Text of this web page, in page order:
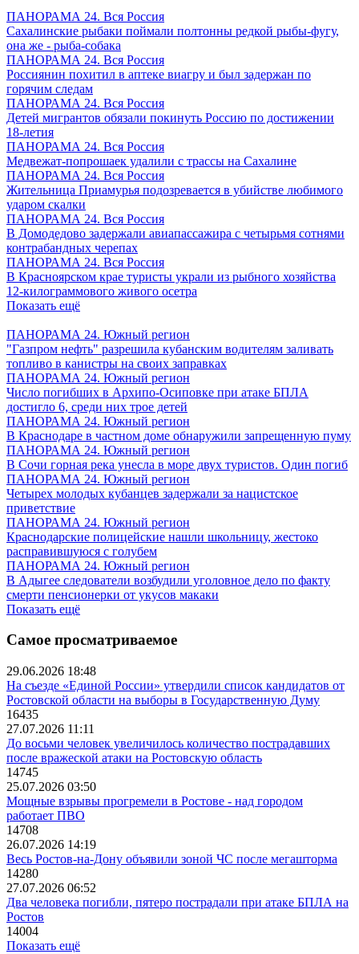
ПАНОРАМА 24. Вся Россия
Сахалинские рыбаки поймали полтонны редкой рыбы-фугу,
она же - рыба-собака
ПАНОРАМА 24. Вся Россия
Россиянин похитил в аптеке виагру и был задержан по
горячим следам
ПАНОРАМА 24. Вся Россия
Детей мигрантов обязали покинуть Россию по достижении
18-летия
ПАНОРАМА 24. Вся Россия
Медвежат-попрошаек удалили с трассы на Сахалине
ПАНОРАМА 24. Вся Россия
Жительница Приамурья подозревается в убийстве любимого
ударом скалки
ПАНОРАМА 24. Вся Россия
В Домодедово задержали авиапассажира с четырьмя сотнями
контрабандных черепах
ПАНОРАМА 24. Вся Россия
В Красноярском крае туристы украли из рыбного хозяйства
12-килограммового живого осетра
Показать ещё
ПАНОРАМА 24. Южный регион
"Газпром нефть" разрешила кубанским водителям заливать
топливо в канистры на своих заправках
ПАНОРАМА 24. Южный регион
Число погибших в Архипо-Осиповке при атаке БПЛА
достигло 6, среди них трое детей
ПАНОРАМА 24. Южный регион
В Краснодаре в частном доме обнаружили запрещенную пуму
ПАНОРАМА 24. Южный регион
В Сочи горная река унесла в море двух туристов. Один погиб
ПАНОРАМА 24. Южный регион
Четырех молодых кубанцев задержали за нацистское
приветствие
ПАНОРАМА 24. Южный регион
Краснодарские полицейские нашли школьницу, жестоко
расправившуюся с голубем
ПАНОРАМА 24. Южный регион
В Адыгее следователи возбудили уголовное дело по факту
смерти пенсионерки от укусов макаки
Показать ещё
Самое просматриваемое
29.06.2026 18:48
На съезде «Единой России» утвердили список кандидатов от
Ростовской области на выборы в Государственную Думу
16435
27.07.2026 11:11
До восьми человек увеличилось количество пострадавших
после вражеской атаки на Ростовскую область
14745
25.07.2026 03:50
Мощные взрывы прогремели в Ростове - над городом
работает ПВО
14708
26.07.2026 14:19
Весь Ростов-на-Дону объявили зоной ЧС после мегашторма
14280
27.07.2026 06:52
Два человека погибли, пятеро пострадали при атаке БПЛА на
Ростов
14004
Показать ещё